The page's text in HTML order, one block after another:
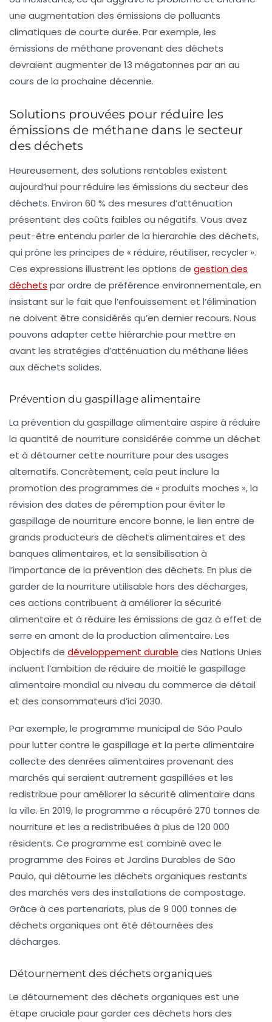
une augmentation des émissions de polluants
climatiques de courte durée. Par exemple, les
émissions de méthane provenant des déchets
devraient augmenter de 13 mégatonnes par an au
cours de la prochaine décennie.
Solutions prouvées pour réduire les
émissions de méthane dans le secteur
des déchets
Heureusement, des solutions rentables existent
aujourd’hui pour réduire les émissions du secteur des
déchets. Environ 60 % des mesures d’atténuation
présentent des coûts faibles ou négatifs. Vous avez
peut-être entendu parler de la hierarchie des déchets,
qui prône les principes de « réduire, réutiliser, recycler ».
Ces expressions illustrent les options de gestion des
déchets par ordre de préférence environnementale, en
insistant sur le fait que l’enfouissement et l’élimination
ne doivent être considérés qu’en dernier recours. Nous
pouvons adapter cette hiérarchie pour mettre en
avant les stratégies d’atténuation du méthane liées
aux déchets solides.
Prévention du gaspillage alimentaire
La prévention du gaspillage alimentaire aspire à réduire
la quantité de nourriture considérée comme un déchet
et à détourner cette nourriture pour des usages
alternatifs. Concrètement, cela peut inclure la
promotion des programmes de « produits moches », la
révision des dates de péremption pour éviter le
gaspillage de nourriture encore bonne, le lien entre de
grands producteurs de déchets alimentaires et des
banques alimentaires, et la sensibilisation à
l’importance de la prévention des déchets. En plus de
garder de la nourriture utilisable hors des décharges,
ces actions contribuent à améliorer la sécurité
alimentaire et à réduire les émissions de gaz à effet de
serre en amont de la production alimentaire. Les
Objectifs de développement durable des Nations Unies
incluent l’ambition de réduire de moitié le gaspillage
alimentaire mondial au niveau du commerce de détail
et des consommateurs d’ici 2030.
Par exemple, le programme municipal de São Paulo
pour lutter contre le gaspillage et la perte alimentaire
collecte des denrées alimentaires provenant des
marchés qui seraient autrement gaspillées et les
redistribue pour améliorer la sécurité alimentaire dans
la ville. En 2019, le programme a récupéré 270 tonnes de
nourriture et les a redistribuées à plus de 120 000
résidents. Ce programme est combiné avec le
programme des Foires et Jardins Durables de São
Paulo, qui détourne les déchets organiques restants
des marchés vers des installations de compostage.
Grâce à ces partenariats, plus de 9 000 tonnes de
déchets organiques ont été détournées des
décharges.
Détournement des déchets organiques
Le détournement des déchets organiques est une
étape cruciale pour garder ces déchets hors des